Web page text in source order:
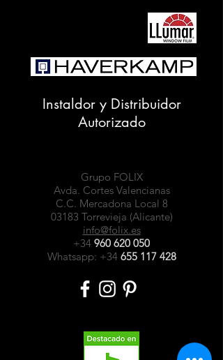
Instaldor y Distribuidor
Autorizado
Grupo FOLIX
Avda. Cortes Valencianas
C.C. Mercadona Local 8
03183 Torrevieja (Alicante)
info@folix.es
+34 960 620 050
Whatsapp: +34 655 117 428